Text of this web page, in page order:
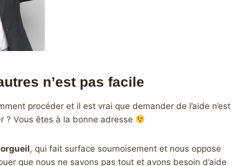
n’est pas facile
procéder et il est vrai que demander de l’aide n’est
? Vous êtes à la bonne adresse
orgueil, qui fait surface sournoisement et nous oppose
que nous ne savons pas tout et avons besoin d’aide